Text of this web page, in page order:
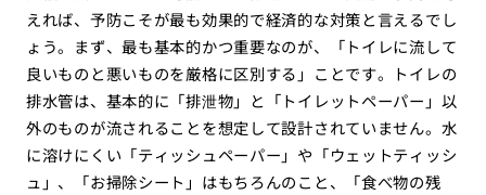
えれば、予防こそが最も効果的で経済的な対策と言えるでし
ょう。まず、最も基本的かつ重要なのが、「トイレに流して
良いものと悪いものを厳格に区別する」ことです。トイレの
排水管は、基本的に「排泄物」と「トイレットペーパー」以
外のものが流されることを想定して設計されていません。水
に溶けにくい「ティッシュペーパー」や「ウェットティッシ
ュ」、「お掃除シート」はもちろんのこと、「食べ物の残